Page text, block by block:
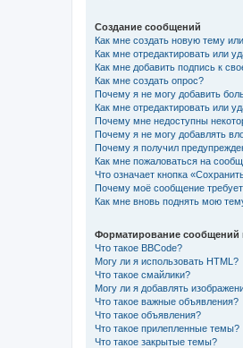
Создание сообщений
Как мне создать новую тему
Как мне отредактировать или
Как мне добавить подпись к
Как мне создать опрос?
Почему я не могу добавить
Как мне отредактировать или
Почему мне недоступны
Почему я не могу добавлять
Почему я получил
Как мне пожаловаться на
Что означает кнопка
Почему моё сообщение
Как мне вновь поднять мою
Форматирование сообщений
Что такое BBCode?
Могу ли я использовать HTML?
Что такое смайлики?
Могу ли я добавлять
Что такое важные объявления?
Что такое объявления?
Что такое прилепленные темы?
Что такое закрытые темы?